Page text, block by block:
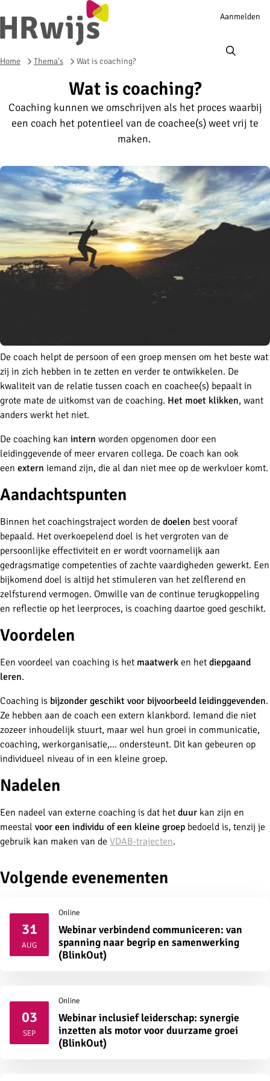
Account
Aanmelden
Home Thema's Wat is coaching?
Wat is coaching?
Coaching kunnen we omschrijven als het proces waarbij
een coach het potentieel van de coachee(s) weet vrij te
maken.
De coach helpt de persoon of een groep mensen om het beste wat
zij in zich hebben in te zetten en verder te ontwikkelen. De
kwaliteit van de relatie tussen coach en coachee(s) bepaalt in
grote mate de uitkomst van de coaching. Het moet klikken, want
anders werkt het niet.
De coaching kan intern worden opgenomen door een
leidinggevende of meer ervaren collega. De coach kan ook
een extern iemand zijn, die al dan niet mee op de werkvloer komt.
Aandachtspunten
Binnen het coachingstraject worden de doelen best vooraf
bepaald. Het overkoepelend doel is het vergroten van de
persoonlijke effectiviteit en er wordt voornamelijk aan
gedragsmatige competenties of zachte vaardigheden gewerkt. Een
bijkomend doel is altijd het stimuleren van het zelflerend en
zelfsturend vermogen. Omwille van de continue terugkoppeling
en reflectie op het leerproces, is coaching daartoe goed geschikt.
Voordelen
Een voordeel van coaching is het maatwerk en het diepgaand
leren.
Coaching is bijzonder geschikt voor bijvoorbeeld leidinggevenden.
Ze hebben aan de coach een extern klankbord. Iemand die niet
zozeer inhoudelijk stuurt, maar wel hun groei in communicatie,
coaching, werkorganisatie,... ondersteunt. Dit kan gebeuren op
individueel niveau of in een kleine groep.
Nadelen
Een nadeel van externe coaching is dat het duur kan zijn en
meestal voor een individu of een kleine groep bedoeld is, tenzij je
gebruik kan maken van de VDAB-trajecten.
Volgende evenementen
31
AUG2026
Online
Webinar verbindend communiceren: van
spanning naar begrip en samenwerking
(BlinkOut)
03
SEP2026
Online
Webinar inclusief leiderschap: synergie
inzetten als motor voor duurzame groei
(BlinkOut)